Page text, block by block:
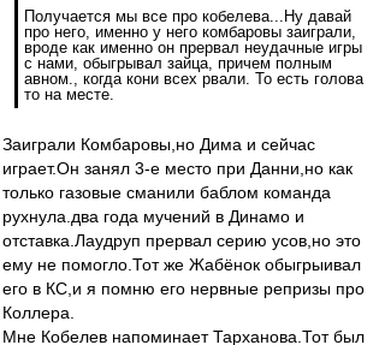
Получается мы все про кобелева...Ну давай
про него, именно у него комбаровы заиграли,
вроде как именно он прервал неудачные игры
с нами, обыгрывал зайца, причем полным
авном., когда кони всех рвали. То есть голова
то на месте.
Заиграли Комбаровы,но Дима и сейчас
играет.Он занял 3-е место при Данни,но как
только газовые сманили баблом команда
рухнула.два года мучений в Динамо и
отставка.Лаудруп прервал серию усов,но это
ему не помогло.Тот же Жабёнок обыгрыивал
его в КС,и я помню его нервные репризы про
Коллера.
Мне Кобелев напоминает Тарханова.Тот был